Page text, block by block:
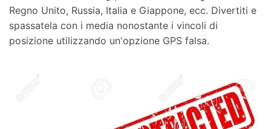
Regno Unito, Russia, Italia e Giappone, ecc. Divertiti e
spassatela con i media nonostante i vincoli di
posizione utilizzando un'opzione GPS falsa.